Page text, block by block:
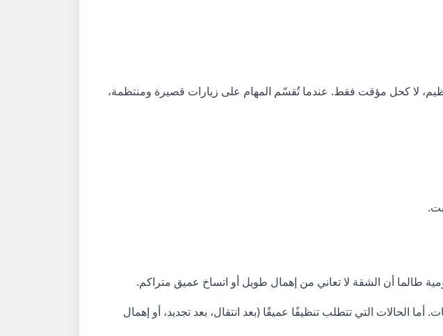
لا كحل مؤقت فقط. عندما تُقسّم المهام على زيارات قصيرة ومنتظمة،
طالما أن الشقة لا تعاني من إهمال طويل أو اتساخ عميق متراكم.
أما الحالات التي تتطلب تنظيفًا عميقًا (بعد انتقال، بعد تجديد، أو إهمال